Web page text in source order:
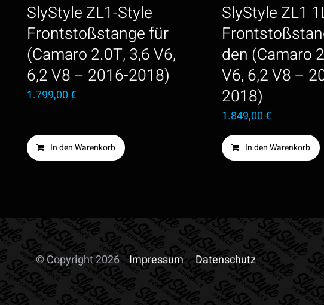
SlyStyle ZL1-Style
Frontstoßstange für
(Camaro 2.0T, 3,6 V6,
6,2 V8 – 2016-2018)
1.799,00€
In den Warenkorb
SlyStyle ZL1
den (Camaro
V6, 6,2 V8 –
2018)
1.849,00€
In den Warenkorb
© Copyright 2026Impressum Datenschutz